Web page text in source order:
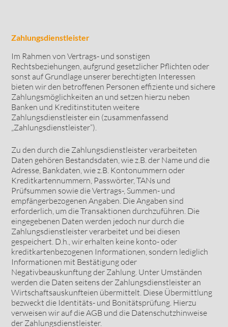
Zahlungsdienstleister
Im Rahmen von Vertrags- und sonstigen
Rechtsbeziehungen, aufgrund gesetzlicher Pflichten oder
sonst auf Grundlage unserer berechtigten Interessen
bieten wir den betroffenen Personen effiziente und sichere
Zahlungsmöglichkeiten an und setzen hierzu neben
Banken und Kreditinstituten weitere
Zahlungsdienstleister ein (zusammenfassend
„Zahlungsdienstleister“).
Zu den durch die Zahlungsdienstleister verarbeiteten
Daten gehören Bestandsdaten, wie z.B. der Name und die
Adresse, Bankdaten, wie z.B. Kontonummern oder
Kreditkartennummern, Passwörter, TANs und
Prüfsummen sowie die Vertrags-, Summen- und
empfängerbezogenen Angaben. Die Angaben sind
erforderlich, um die Transaktionen durchzuführen. Die
eingegebenen Daten werden jedoch nur durch die
Zahlungsdienstleister verarbeitet und bei diesen
gespeichert. D.h., wir erhalten keine konto- oder
kreditkartenbezogenen Informationen, sondern lediglich
Informationen mit Bestätigung oder
Negativbeauskunftung der Zahlung. Unter Umständen
werden die Daten seitens der Zahlungsdienstleister an
Wirtschaftsauskunfteien übermittelt. Diese Übermittlung
bezweckt die Identitäts- und Bonitätsprüfung. Hierzu
verweisen wir auf die AGB und die Datenschutzhinweise
der Zahlungsdienstleister.